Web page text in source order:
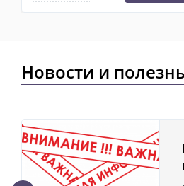
Новости и